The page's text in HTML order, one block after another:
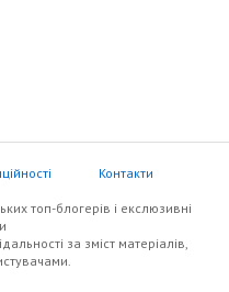
Контакти
топ-блогерів i екслюзивнi
за зміст матеріалів,